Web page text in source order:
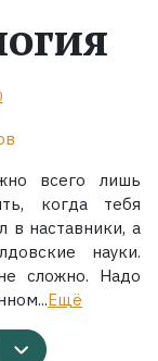
всего лишь
когда тебя
в наставники, а
науки.
сложно. Надо
Ещё